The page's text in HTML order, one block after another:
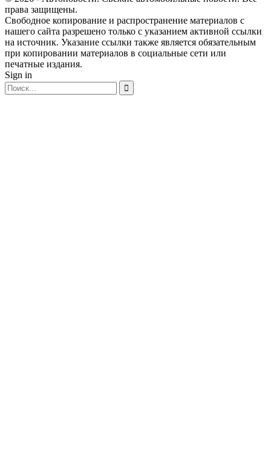
права защищены.
Свободное копирование и распространение материалов с
нашего сайта разрешено только с указанием активной ссылки
на источник. Указание ссылки также является обязательным
при копировании материалов в социальные сети или
печатные издания.
Sign in